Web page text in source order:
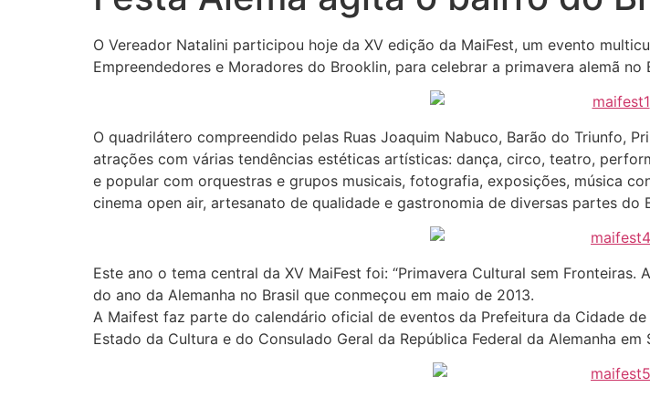
O Vereador Natalini participou hoje da XV edição da MaiFest, um evento
Empreendedores e Moradores do Brooklin, para celebrar a primavera alemã no
O quadrilátero compreendido pelas Ruas Joaquim Nabuco, Barão do Triunfo,
atrações com várias tendências estéticas artísticas: dança, circo, teatro,
e popular com orquestras e grupos musicais, fotografia, exposições, música
cinema open air, artesanato de qualidade e gastronomia de diversas partes do
Este ano o tema central da XV MaiFest foi: “Primavera Cultural sem
do ano da Alemanha no Brasil que conmeçou em maio de 2013.
A Maifest faz parte do calendário oficial de eventos da Prefeitura da Cidade
Estado da Cultura e do Consulado Geral da República Federal da Alemanha em